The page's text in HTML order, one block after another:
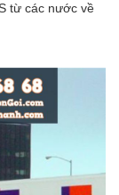
từ các nước về